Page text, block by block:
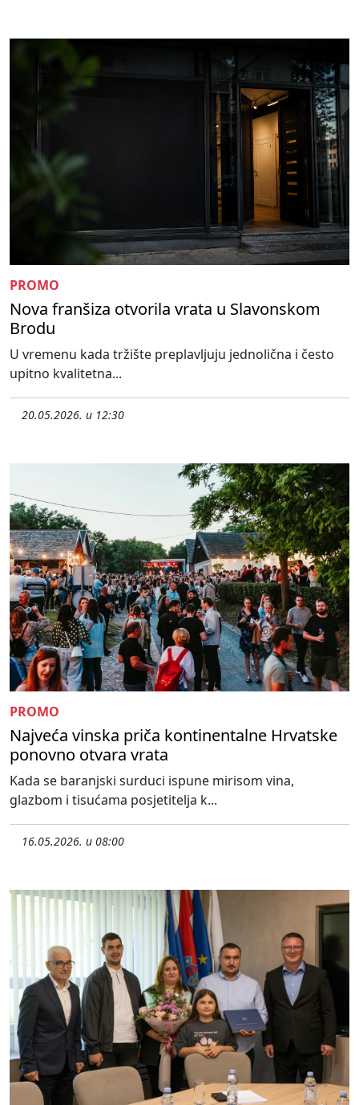
PROMO
Nova franšiza otvorila vrata u Slavonskom
Brodu
U vremenu kada tržište preplavljuju jednolična i često
upitno kvalitetna...
20.05.2026. u 12:30
PROMO
Najveća vinska priča kontinentalne Hrvatske
ponovno otvara vrata
Kada se baranjski surduci ispune mirisom vina,
glazbom i tisućama posjetitelja k...
16.05.2026. u 08:00